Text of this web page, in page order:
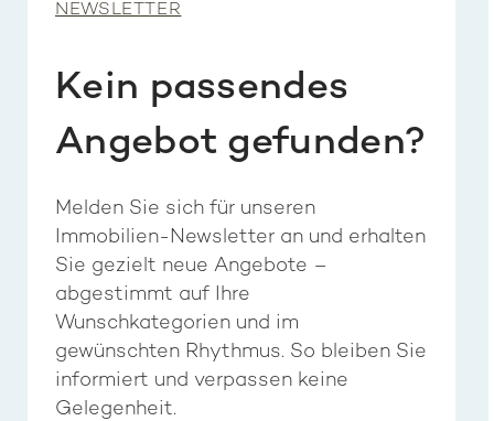
NEWSLETTER
Kein passendes
Angebot gefunden?
Melden Sie sich für unseren
Immobilien-Newsletter an und erhalten
Sie gezielt neue Angebote –
abgestimmt auf Ihre
Wunschkategorien und im
gewünschten Rhythmus. So bleiben Sie
informiert und verpassen keine
Gelegenheit.